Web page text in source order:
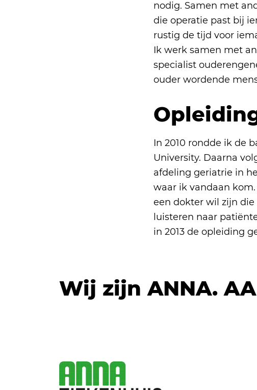
nodig. Samen met
die operatie past bij
rustig de tijd voor
Ik werk samen met
specialist
ouder wordende
In 2010 rondde ik de
University. Daarna
afdeling geriatrie in
waar ik vandaan
een dokter wil zijn
luisteren naar
in 2013 de opleiding
Wij zijn ANNA.